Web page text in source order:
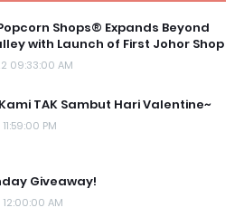
Shops® Expands Beyond
with Launch of First Johor Shop
09:33:00 AM
Kami TAK Sambut Hari Valentine~
11:59:00 PM
Giveaway!
12:00:00 AM